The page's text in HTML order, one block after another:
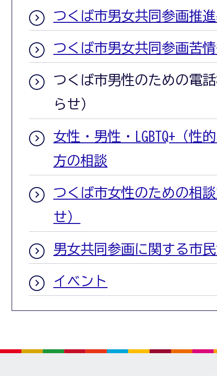
つくば市男女共同参画推
つくば市男女共同参画苦
つくば市男性のための電
らせ）
女性・男性・LGBTQ+（性
方の相談
つくば市女性のための相
せ）
男女共同参画に関する市
イベント